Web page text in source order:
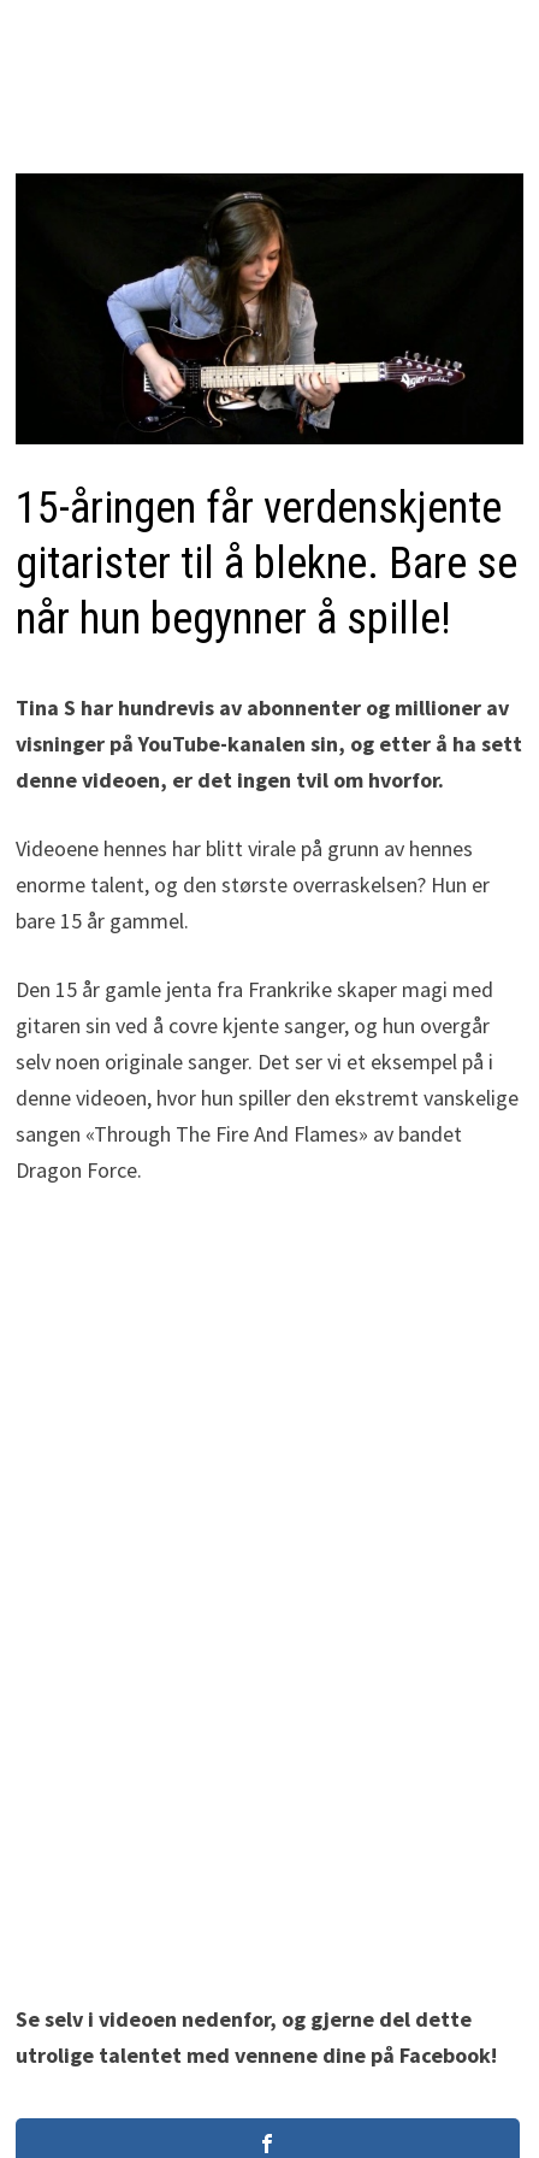
15-åringen får verdenskjente
gitarister til å blekne. Bare se
når hun begynner å spille!
Tina S har hundrevis av abonnenter og millioner av
visninger på YouTube-kanalen sin, og etter å ha sett
denne videoen, er det ingen tvil om hvorfor.
Videoene hennes har blitt virale på grunn av hennes
enorme talent, og den største overraskelsen? Hun er
bare 15 år gammel.
Den 15 år gamle jenta fra Frankrike skaper magi med
gitaren sin ved å covre kjente sanger, og hun overgår
selv noen originale sanger. Det ser vi et eksempel på i
denne videoen, hvor hun spiller den ekstremt vanskelige
sangen «Through The Fire And Flames» av bandet
Dragon Force.
Se selv i videoen nedenfor, og gjerne del dette
utrolige talentet med vennene dine på Facebook!